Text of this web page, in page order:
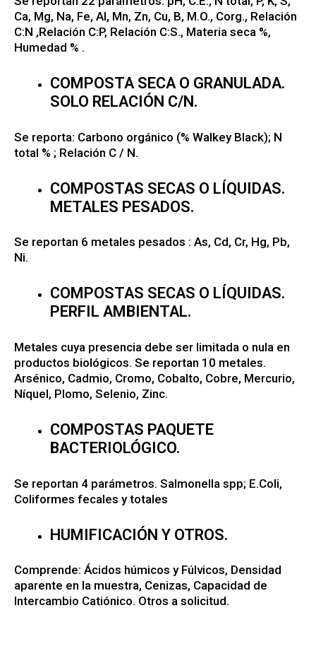
Ca, Mg, Na, Fe, Al, Mn, Zn, Cu, B, M.O., Corg., Relación
C:N ,Relación C:P, Relación C:S., Materia seca %,
Humedad % .
COMPOSTA SECA O GRANULADA.
SOLO RELACIÓN C/N.
Se reporta: Carbono orgánico (% Walkey Black); N
total % ; Relación C / N.
COMPOSTAS SECAS O LÍQUIDAS.
METALES PESADOS.
Se reportan 6 metales pesados : As, Cd, Cr, Hg, Pb,
Ni.
COMPOSTAS SECAS O LÍQUIDAS.
PERFIL AMBIENTAL.
Metales cuya presencia debe ser limitada o nula en
productos biológicos. Se reportan 10 metales.
Arsénico, Cadmio, Cromo, Cobalto, Cobre, Mercurio,
Níquel, Plomo, Selenio, Zinc.
COMPOSTAS PAQUETE
BACTERIOLÓGICO.
Se reportan 4 parámetros. Salmonella spp; E.Coli,
Coliformes fecales y totales
HUMIFICACIÓN Y OTROS.
Comprende: Ácidos húmicos y Fúlvicos, Densidad
aparente en la muestra, Cenizas, Capacidad de
Intercambio Catiónico. Otros a solicitud.